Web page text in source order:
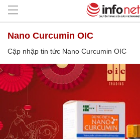
Nano Curcumin OIC
Cập nhập tin tức Nano Curcumin OIC